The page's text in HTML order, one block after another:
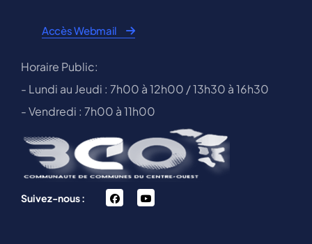
Accès Webmail
Horaire Public:
- Lundi au Jeudi : 7h00 à 12h00 / 13h30 à 16h30
- Vendredi : 7h00 à 11h00
Suivez-nous : facebook
You